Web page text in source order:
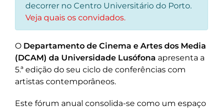
decorrer no Centro Universitário do Porto.
Veja quais os convidados.
O Departamento de Cinema e Artes dos Media
(DCAM) da Universidade Lusófona apresenta a
5.ª edição do seu ciclo de conferências com
artistas contemporâneos.
Este fórum anual consolida-se como um espaço